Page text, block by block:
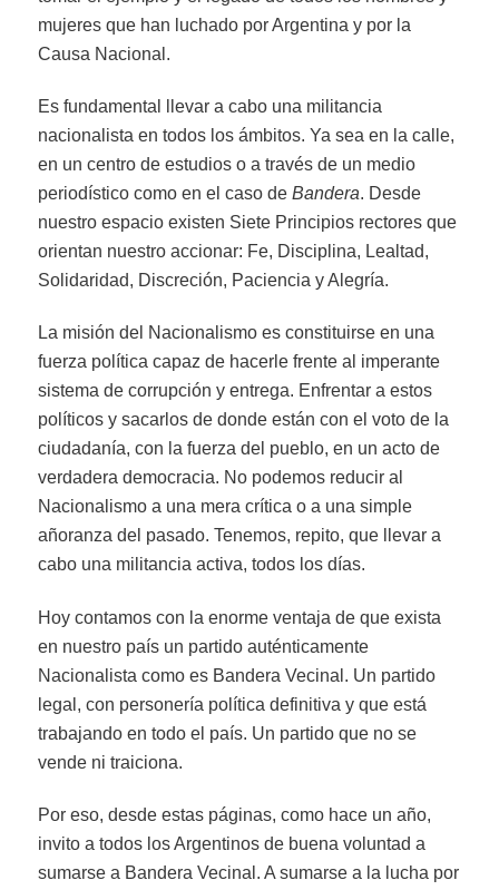
mujeres que han luchado por Argentina y por la
Causa Nacional.
Es fundamental llevar a cabo una militancia
nacionalista en todos los ámbitos. Ya sea en la calle,
en un centro de estudios o a través de un medio
periodístico como en el caso deBandera. Desde
nuestro espacio existen Siete Principios rectores que
orientan nuestro accionar: Fe, Disciplina, Lealtad,
Solidaridad, Discreción, Paciencia y Alegría.
La misión del Nacionalismo es constituirse en una
fuerza política capaz de hacerle frente al imperante
sistema de corrupción y entrega. Enfrentar a estos
políticos y sacarlos de donde están con el voto de la
ciudadanía, con la fuerza del pueblo, en un acto de
verdadera democracia. No podemos reducir al
Nacionalismo a una mera crítica o a una simple
añoranza del pasado. Tenemos, repito, que llevar a
cabo una militancia activa, todos los días.
Hoy contamos con la enorme ventaja de que exista
en nuestro país un partido auténticamente
Nacionalista como es Bandera Vecinal. Un partido
legal, con personería política definitiva y que está
trabajando en todo el país. Un partido que no se
vende ni traiciona.
Por eso, desde estas páginas, como hace un año,
invito a todos los Argentinos de buena voluntad a
sumarse a Bandera Vecinal. A sumarse a la lucha por